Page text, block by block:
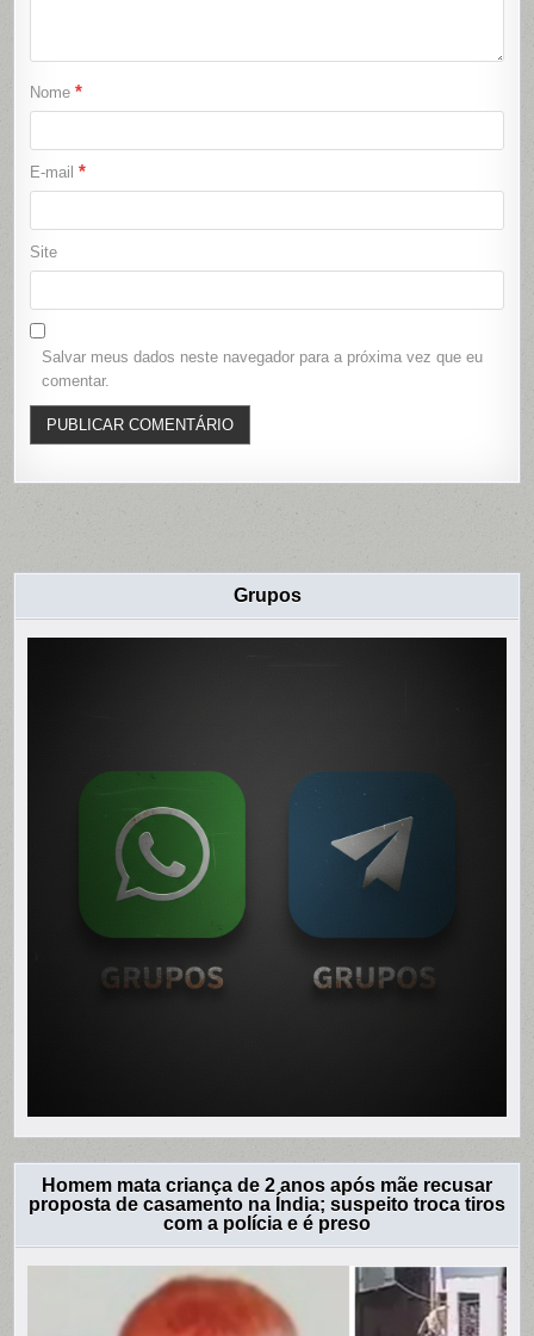
Nome*
E-mail*
Site
Salvar meus dados neste navegador para a próxima vez que eu
comentar.
Grupos
Homem mata criança de 2 anos após mãe recusar
proposta de casamento na Índia; suspeito troca tiros
com a polícia e é preso